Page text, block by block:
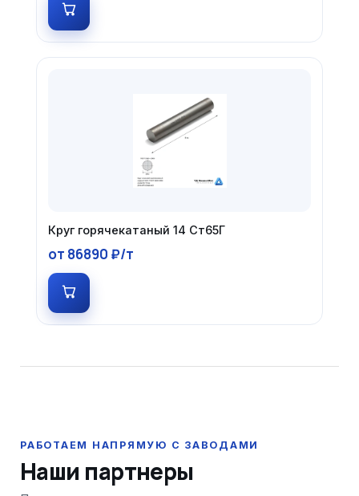
Круг горячекатаный 14 Ст65Г
от 86890 ₽/т
Наши партнеры